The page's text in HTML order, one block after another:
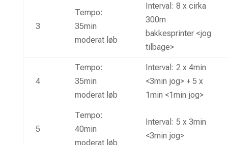
3
Tempo:
35min
moderat løb
Interval: 8 x cirka
300m
bakkesprinter <jog
tilbage>
4
Tempo:
35min
moderat løb
Interval: 2 x 4min
<3min jog> + 5 x
1min <1min jog>
5
Tempo:
40min
moderat løb
Interval: 5 x 3min
<3min jog>